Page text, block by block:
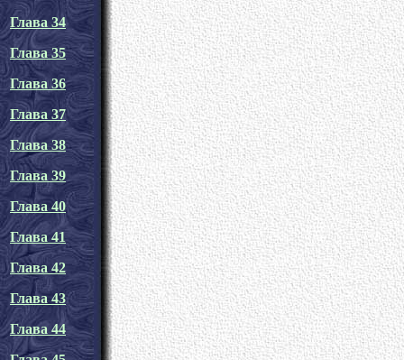
Глава 34
Глава 35
Глава 36
Глава 37
Глава 38
Глава 39
Глава 40
Глава 41
Глава 42
Глава 43
Глава 44